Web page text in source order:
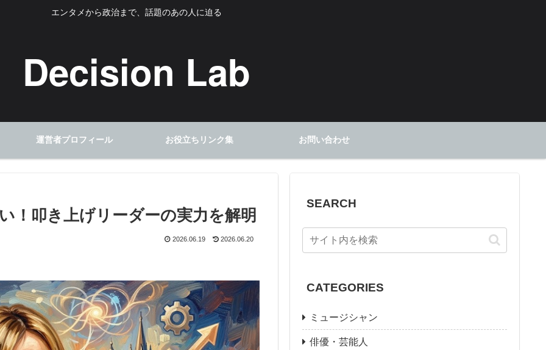
エンタメから政治まで、話題のあの人に迫る
Decision Lab
運営者プロフィール お役立ちリンク集 お問い合わせ
！叩き上げリーダーの実力を解明
2026.06.19 2026.06.20
SEARCH
CATEGORIES
ミュージシャン
俳優・芸能人